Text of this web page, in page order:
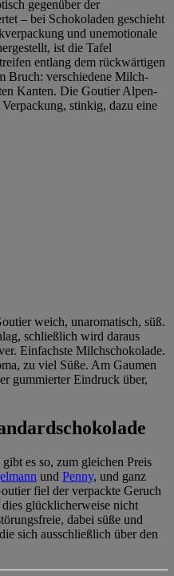
gegenüber der
– bei Schokoladen geschieht
und unemotionale
ist die Tafel
entlang dem rückwärtigen
Bruch: verschiedene Milch-
Kanten. Die Goutier Alpen-
stinkig, dazu eine
weich, unaromatisch, süß.
schließlich wird daraus
Einfachste Milchschokolade.
zu viel Süße. Am Gaumen
gummierter Eindruck über,
es so, zum gleichen Preis
und Penny, und ganz
fiel der verpackte Geruch
glücklicherweise nicht
dabei süße und
sich ausschließlich über den